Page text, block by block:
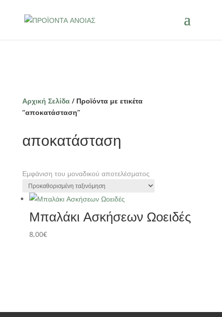
Αρχική Σελίδα/ Προϊόντα με ετικέτα
“αποκατάσταση”
αποκατάσταση
Εμφάνιση του μοναδικού αποτελέσματος
Μπαλάκι Ασκήσεων Ωοειδές
8,00€